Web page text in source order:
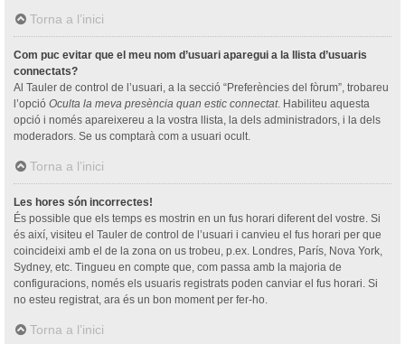
Torna a l’inici
Com puc evitar que el meu nom d’usuari aparegui a la llista d’usuaris
connectats?
Al Tauler de control de l’usuari, a la secció “Preferències del fòrum”, trobareu
l’opció Oculta la meva presència quan estic connectat. Habiliteu aquesta
opció i només apareixereu a la vostra llista, la dels administradors, i la dels
moderadors. Se us comptarà com a usuari ocult.
Torna a l’inici
Les hores són incorrectes!
És possible que els temps es mostrin en un fus horari diferent del vostre. Si
és així, visiteu el Tauler de control de l’usuari i canvieu el fus horari per que
coincideixi amb el de la zona on us trobeu, p.ex. Londres, París, Nova York,
Sydney, etc. Tingueu en compte que, com passa amb la majoria de
configuracions, només els usuaris registrats poden canviar el fus horari. Si
no esteu registrat, ara és un bon moment per fer-ho.
Torna a l’inici